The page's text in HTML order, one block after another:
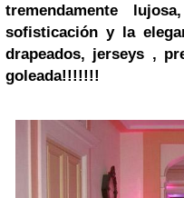
tremendamente
sofisticación y la
drapeados, jerseys ,
goleada!!!!!!!